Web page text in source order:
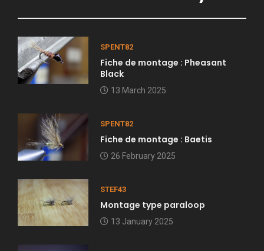
SPENT82
Fiche de montage : Pheasant
Black
13 March 2025
SPENT82
Fiche de montage : Baetis
26 February 2025
STEF43
Montage type paraloop
13 January 2025